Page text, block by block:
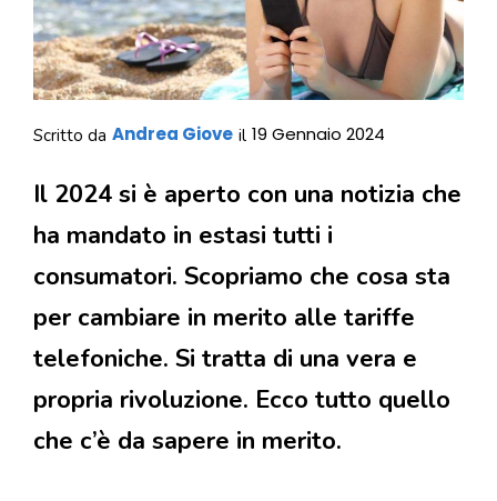
Scritto da Andrea Giove il 19 Gennaio 2024
Il 2024 si è aperto con una notizia che
ha mandato in estasi tutti i
consumatori. Scopriamo che cosa sta
per cambiare in merito alle tariffe
telefoniche. Si tratta di una vera e
propria rivoluzione. Ecco tutto quello
che c’è da sapere in merito.